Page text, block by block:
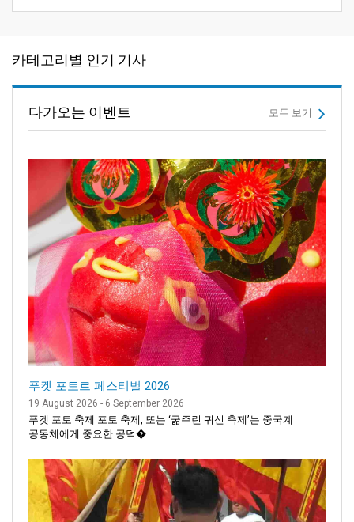
카테고리별 인기 기사
다가오는 이벤트 모두 보기
푸켓 포토르 페스티벌 2026
19 August 2026 - 6 September 2026
푸켓 포토 축제 포토 축제, 또는 ‘굶주린 귀신 축제’는 중국계
공동체에게 중요한 공덕�...